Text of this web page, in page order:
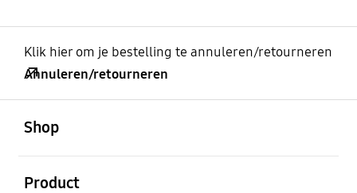
Klik hier om je bestelling te annuleren/retourneren
Annuleren/retourneren
Shop
Product